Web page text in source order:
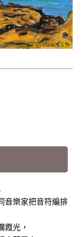
音樂家把音符編排
霞光，